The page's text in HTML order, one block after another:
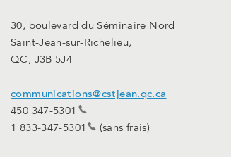
30, boulevard du Séminaire Nord
Saint-Jean-sur-Richelieu,
QC, J3B 5J4
communications@cstjean.qc.ca
450 347-5301
1 833-347-5301
(sans frais)